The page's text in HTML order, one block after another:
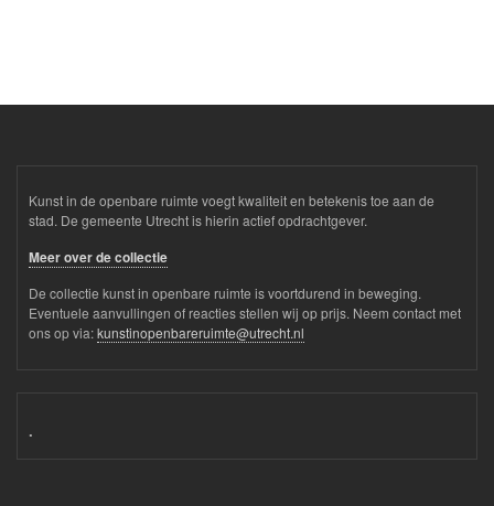
Kunst in de openbare ruimte voegt kwaliteit en betekenis toe aan de
stad. De gemeente Utrecht is hierin actief opdrachtgever.
Meer over de collectie
De collectie kunst in openbare ruimte is voortdurend in beweging.
Eventuele aanvullingen of reacties stellen wij op prijs. Neem contact met
ons op via:kunstinopenbareruimte@utrecht.nl
.